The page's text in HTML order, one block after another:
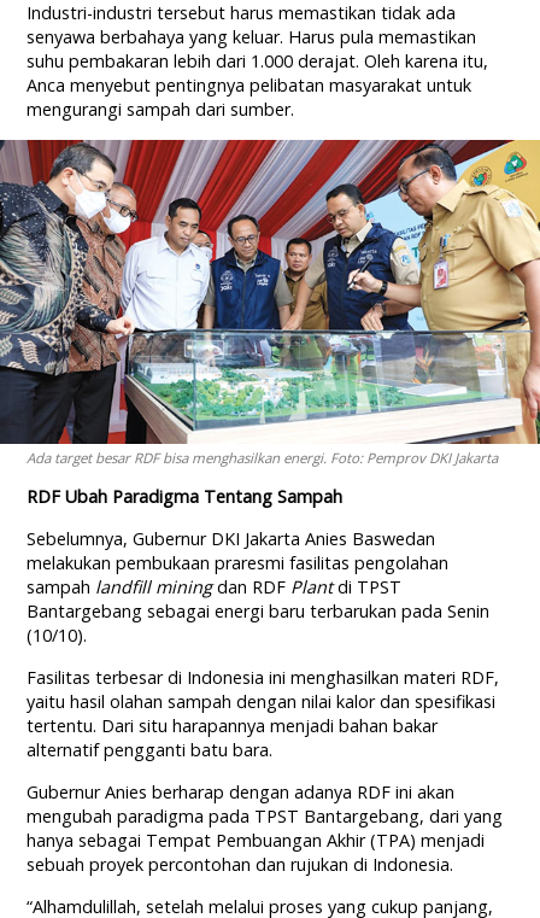
Industri-industri tersebut harus memastikan tidak ada
senyawa berbahaya yang keluar. Harus pula memastikan
suhu pembakaran lebih dari 1.000 derajat. Oleh karena itu,
Anca menyebut pentingnya pelibatan masyarakat untuk
mengurangi sampah dari sumber.
Ada target besar RDF bisa menghasilkan energi. Foto: Pemprov DKI Jakarta
RDF Ubah Paradigma Tentang Sampah
Sebelumnya, Gubernur DKI Jakarta Anies Baswedan
melakukan pembukaan praresmi fasilitas pengolahan
sampah landfill miningdan RDF Plantdi TPST
Bantargebang sebagai energi baru terbarukan pada Senin
(10/10).
Fasilitas terbesar di Indonesia ini menghasilkan materi RDF,
yaitu hasil olahan sampah dengan nilai kalor dan spesifikasi
tertentu. Dari situ harapannya menjadi bahan bakar
alternatif pengganti batu bara.
Gubernur Anies berharap dengan adanya RDF ini akan
mengubah paradigma pada TPST Bantargebang, dari yang
hanya sebagai Tempat Pembuangan Akhir (TPA) menjadi
sebuah proyek percontohan dan rujukan di Indonesia.
“Alhamdulillah, setelah melalui proses yang cukup panjang,